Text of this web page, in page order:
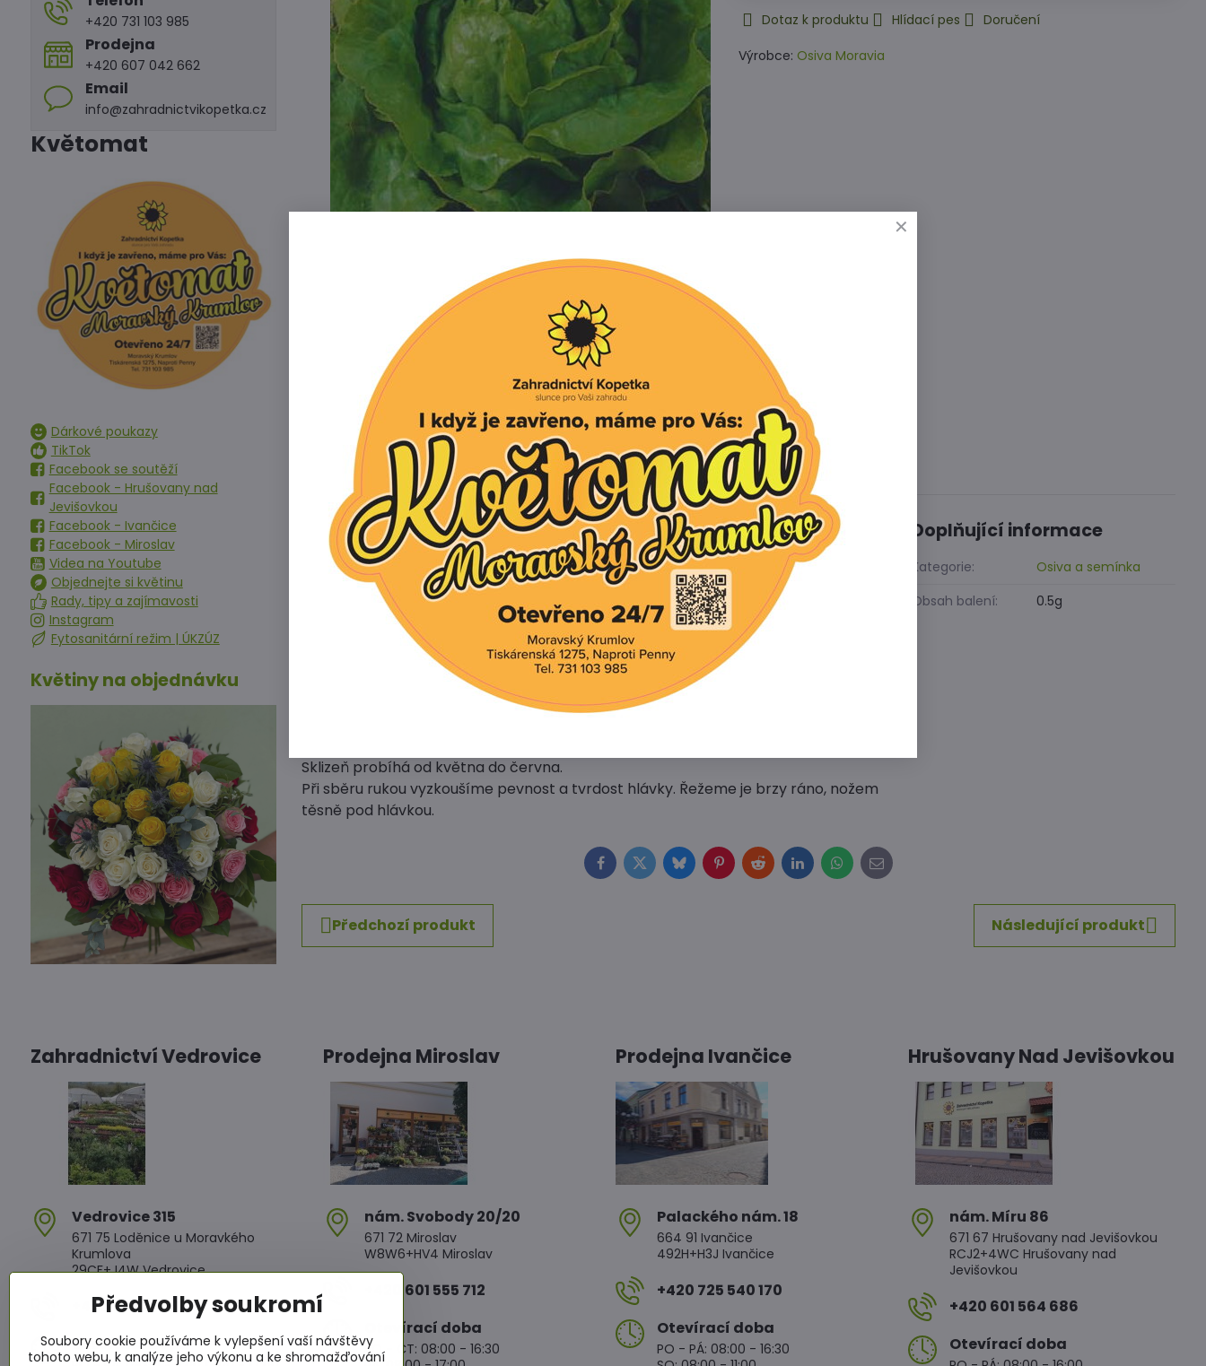
Dotaz k produktu Hlídací pes
Doručení
Výrobce: Osiva Moravia
Popis Recenze 0 Diskuse
Odrůda jarního salátu vhodná pro pěstování ve volné půdě z předpěstované
sadby. Vytváří středně vělkou uzavřenou hlávku.
Jak pěstovat salát hlávkový jarní PODŘIPAN:
Odrůda raného jarního salátu.
Vyžaduje úrodnou, kvalitní, hlinitopísčitou, dostatečně vzdušnou a propustnou půdu,
schopnou dobře zadržovat vodu. Salát je náročný také na zásobování živinami.
Výséváme do chráněných prostor skleníku nebo fóliovníku během února a března.
Sazenice přesazujeme do volné půdy během března a dubna.
Sklizeň probíhá od května do června.
Při sběru rukou vyzkoušíme pevnost a tvrdost hlávky. Řežeme je brzy ráno, nožem
těsně pod hlávkou.
Doplňující informace
Kategorie:
Osiva a semínka
Obsah balení:
0.5g
Facebook
TwitterBlueskyPinterest
RedditLinkedInWhatsApp
E-
mail
Předchozí produkt Následující produkt
+420 731 103 985
Prodejna
+420 607 042 662
Email
info@zahradnictvikopetka.cz
Květomat
Dárkové poukazy
TikTok
Facebook se soutěží
Facebook - Hrušovany nad
Jevišovkou
Facebook - Ivančice
Facebook - Miroslav
Videa na Youtube
Objednejte si květinu
Rady, tipy a zajímavosti
Instagram
Fytosanitární režim | ÚKZÚZ
Květiny na objednávku
Zahradnictví Vedrovice
Vedrovice 315
671 75 Loděnice u Moravkého
Krumlova
29CF+J4W Vedrovice
+420 607 042 662
Otevírací doba
Prodejna Miroslav
nám​. Svobody 20/20
671 72 Miroslav
W8W6+HV4 Miroslav
+420 601 555 712
Otevírací doba
PO - ČT: 08:00 - 16:30
Prodejna Ivančice
Palackého nám​. 18
664 91 Ivančice
492H+H3J Ivančice
+420 725 540 170
Otevírací doba
PO - PÁ: 08:00 - 16:30
Hrušovany Nad Jevišovkou
nám​. Míru 86
671 67 Hrušovany nad Jevišovkou
RCJ2+4WC Hrušovany nad
Jevišovkou
+420 601 564 686
Otevírací doba
Předvolby soukromí
Soubory cookie používáme k vylepšení vaší návštěvy
tohoto webu, k analýze jeho výkonu a ke shromažďování